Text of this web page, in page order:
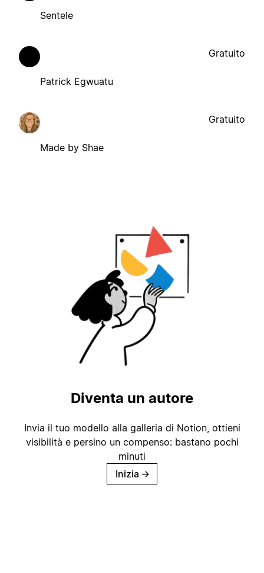
Sentele
Patrick Egwuatu
Gratuito
Made by Shae
Gratuito
Diventa un autore
Invia il tuo modello alla galleria di Notion, ottieni
visibilità e persino un compenso: bastano pochi
minuti
Inizia →